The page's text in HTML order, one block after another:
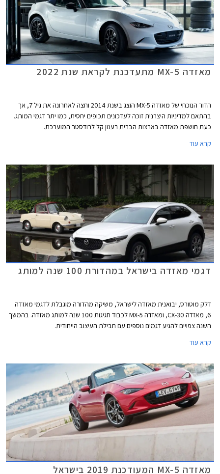
מאזדה MX-5 מתעדכנת לקראת שנת 2022
הדור הנוכחי של מאזדה MX-5 הוצג בשנת 2014 וחצה לאחרונה את גיל 7, אך
בהתאם למדיניות היצרנית זוכה לעדכונים תכופים יחסית, כמו יתר דגמי המותג.
כעת חושפת מאזדה בארצות הברית רענון קל לרודסטר המוערכת.
קרא עוד
דגמי מאזדה בישראל במהדורת 100 שנה למותג
דלק מוטורס, יבואנית מאזדה לישראל, משיקה מהדורה מוגבלת לדגמי מאזדה
6, מאזדה CX-30, ומאזדה MX-5 לכבוד חגיגות 100 שנה למותג מאזדה. בהמשך
השנה צפויים להגיע דגמים נוספים עם חבילת העיצוב הייחודית.
קרא עוד
מאזדה MX-5 המעודכנת 2019 בישראל